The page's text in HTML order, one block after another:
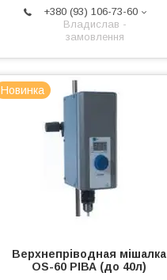
+380 (93) 106-73-60
Владислав -
замовлення
Новинка
Верхнепріводная мішалка
OS-60 РІВА (до 40л)